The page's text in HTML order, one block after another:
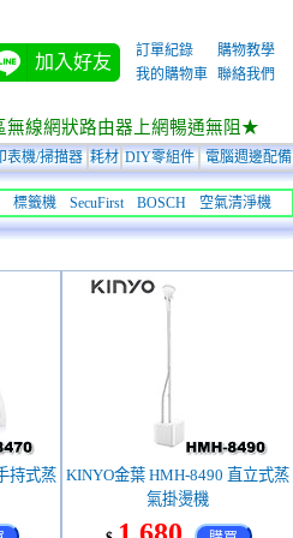
加入好友
訂單紀錄
購物教學
我的購物車
聯絡我們
線網狀路由器上網暢通無阻★
表機/掃描器 耗材 DIY零組件 電腦週邊配備
標籤機 SecuFirst BOSCH 空氣清淨機
持式蒸 KINYO金葉 HMH-8490 直立式蒸
氣掛燙機